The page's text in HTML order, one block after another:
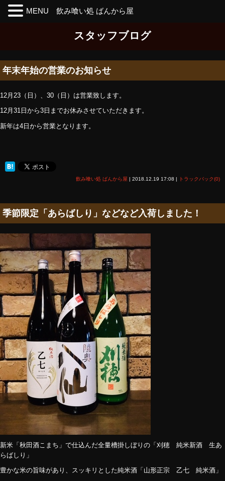
to
スタッフブログ
年末年始の営業のお知らせ
12月23（日）、30（日）は営業致します。
12月31日から3日までお休みさせていただきます。
新年は4日から営業となります。
飲み喰い処 ばんから屋 | 2018.12.19 17:08 | トラックバック(0)
季節限定「あらばしり」などなど入荷しました！
新米「秋田酒こまち」で仕込んだ全量槽掛しぼりの「刈穂 純米新酒 生あ
らばしり」
豊かな米の旨味があり、スッキリとした純米酒「山形正宗 乙七 純米酒」
MENU 飲み喰い処 ばんから屋